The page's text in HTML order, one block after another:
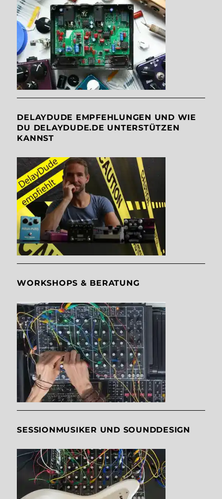
DELAYDUDE EMPFEHLUNGEN UND WIE
DU DELAYDUDE.DE UNTERSTÜTZEN
KANNST
WORKSHOPS & BERATUNG
SESSIONMUSIKER UND SOUNDDESIGN